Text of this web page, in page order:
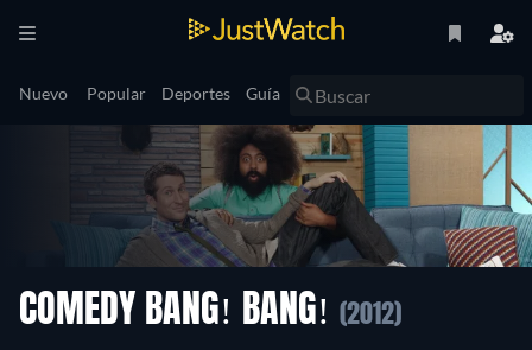
Nuevo Popular Deportes Guía
COMEDY BANG! BANG! (2012)